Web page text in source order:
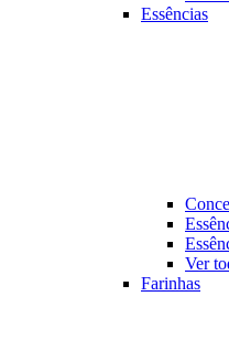
Essências
Ver
Farinhas